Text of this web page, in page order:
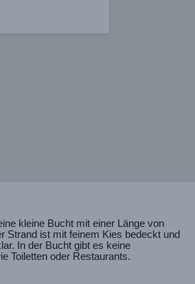
kleine Bucht mit einer Länge von
Strand ist mit feinem Kies bedeckt und
In der Bucht gibt es keine
Toiletten oder Restaurants.